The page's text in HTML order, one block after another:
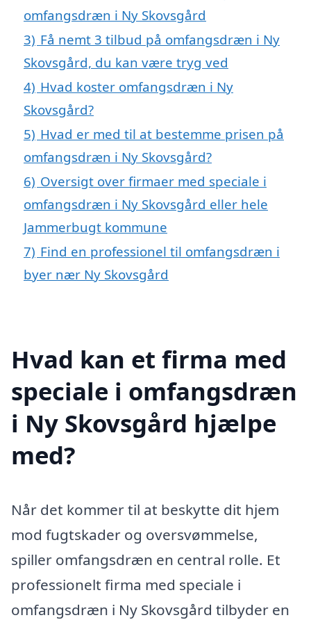
omfangsdræn i Ny Skovsgård
3) Få nemt 3 tilbud på omfangsdræn i Ny
Skovsgård, du kan være tryg ved
4) Hvad koster omfangsdræn i Ny
Skovsgård?
5) Hvad er med til at bestemme prisen på
omfangsdræn i Ny Skovsgård?
6) Oversigt over firmaer med speciale i
omfangsdræn i Ny Skovsgård eller hele
Jammerbugt kommune
7) Find en professionel til omfangsdræn i
byer nær Ny Skovsgård
Hvad kan et firma med
speciale i omfangsdræn
i Ny Skovsgård hjælpe
med?
Når det kommer til at beskytte dit hjem
mod fugtskader og oversvømmelse,
spiller omfangsdræn en central rolle. Et
professionelt firma med speciale i
omfangsdræn i Ny Skovsgård tilbyder en